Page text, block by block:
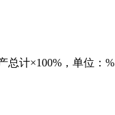
计×100%，单位：